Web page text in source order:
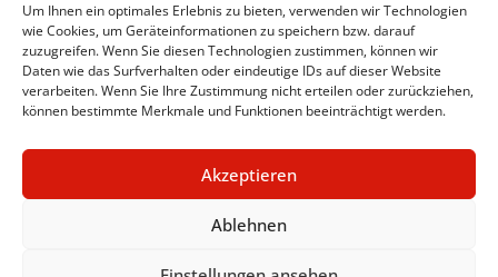
Um Ihnen ein optimales Erlebnis zu bieten, verwenden wir Technologien
wie Cookies, um Geräteinformationen zu speichern bzw. darauf
zuzugreifen. Wenn Sie diesen Technologien zustimmen, können wir
Daten wie das Surfverhalten oder eindeutige IDs auf dieser Website
verarbeiten. Wenn Sie Ihre Zustimmung nicht erteilen oder zurückziehen,
können bestimmte Merkmale und Funktionen beeinträchtigt werden.
Akzeptieren
Ablehnen
Tel.: 043 288 38 88
Kontakt Zürich
Bewerbung Zürich
ImpressumDatenschutzerklärung